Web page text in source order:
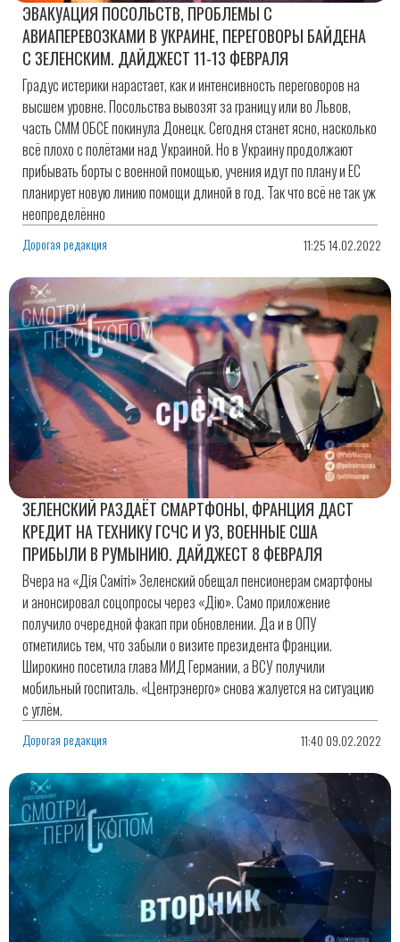
ЭВАКУАЦИЯ ПОСОЛЬСТВ, ПРОБЛЕМЫ С
АВИАПЕРЕВОЗКАМИ В УКРАИНЕ, ПЕРЕГОВОРЫ БАЙДЕНА
С ЗЕЛЕНСКИМ. ДАЙДЖЕСТ 11-13 ФЕВРАЛЯ
Градус истерики нарастает, как и интенсивность переговоров на
высшем уровне. Посольства вывозят за границу или во Львов,
часть СММ ОБСЕ покинула Донецк. Сегодня станет ясно, насколько
всё плохо с полётами над Украиной. Но в Украину продолжают
прибывать борты с военной помощью, учения идут по плану и ЕС
планирует новую линию помощи длиной в год. Так что всё не так уж
неопределённо
Дорогая редакция 11:25 14.02.2022
ЗЕЛЕНСКИЙ РАЗДАЁТ СМАРТФОНЫ, ФРАНЦИЯ ДАСТ
КРЕДИТ НА ТЕХНИКУ ГСЧС И УЗ, ВОЕННЫЕ США
ПРИБЫЛИ В РУМЫНИЮ. ДАЙДЖЕСТ 8 ФЕВРАЛЯ
Вчера на «Дія Саміті» Зеленский обещал пенсионерам смартфоны
и анонсировал соцопросы через «Дію». Само приложение
получило очередной факап при обновлении. Да и в ОПУ
отметились тем, что забыли о визите президента Франции.
Широкино посетила глава МИД Германии, а ВСУ получили
мобильный госпиталь. «Центрэнерго» снова жалуется на ситуацию
с углём.
Дорогая редакция 11:40 09.02.2022